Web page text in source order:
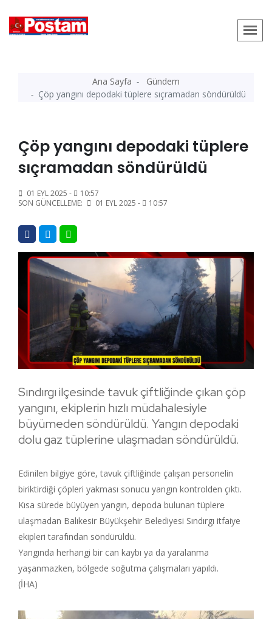
Ana Sayfa
Gündem
Çöp yangını depodaki tüplere sıçramadan söndürüldü
Çöp yangını depodaki tüplere
sıçramadan söndürüldü
01 EYL 2025 -
10:57
SON GÜNCELLEME:
01 EYL 2025 - 10:57
Sındırgı ilçesinde tavuk çiftliğinde çıkan çöp
yangını, ekiplerin hızlı müdahalesiyle
büyümeden söndürüldü. Yangın depodaki
dolu gaz tüplerine ulaşmadan söndürüldü.
Edinilen bilgiye göre, tavuk çiftliğinde çalışan personelin
biriktirdiği çöpleri yakması sonucu yangın kontrolden çıktı.
Kısa sürede büyüyen yangın, depoda bulunan tüplere
ulaşmadan Balıkesir Büyükşehir Belediyesi Sındırgı itfaiye
ekipleri tarafından söndürüldü.
Yangında herhangi bir can kaybı ya da yaralanma
yaşanmazken, bölgede soğutma çalışmaları yapıldı.
(İHA)